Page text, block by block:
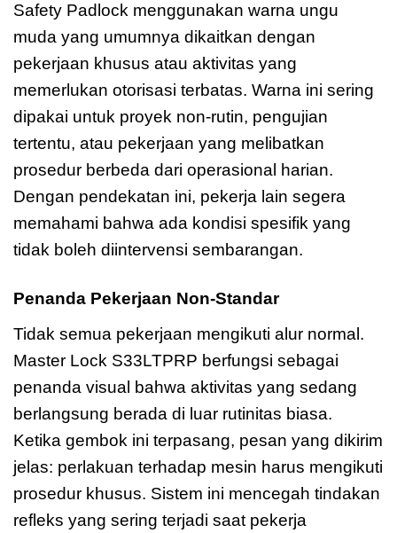
Safety Padlock menggunakan warna ungu
muda yang umumnya dikaitkan dengan
pekerjaan khusus atau aktivitas yang
memerlukan otorisasi terbatas. Warna ini sering
dipakai untuk proyek non-rutin, pengujian
tertentu, atau pekerjaan yang melibatkan
prosedur berbeda dari operasional harian.
Dengan pendekatan ini, pekerja lain segera
memahami bahwa ada kondisi spesifik yang
tidak boleh diintervensi sembarangan.
Penanda Pekerjaan Non-Standar
Tidak semua pekerjaan mengikuti alur normal.
Master Lock S33LTPRP berfungsi sebagai
penanda visual bahwa aktivitas yang sedang
berlangsung berada di luar rutinitas biasa.
Ketika gembok ini terpasang, pesan yang dikirim
jelas: perlakuan terhadap mesin harus mengikuti
prosedur khusus. Sistem ini mencegah tindakan
refleks yang sering terjadi saat pekerja